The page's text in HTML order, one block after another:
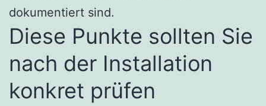
dokumentiert sind.
Diese Punkte sollten Sie
nach der Installation
konkret prüfen